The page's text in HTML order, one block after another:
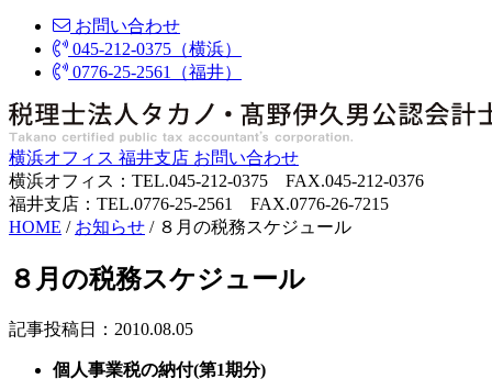
お問い合わせ
045-212-0375（横浜）
0776-25-2561（福井）
横浜オフィス 福井支店 お問い合わせ
横浜オフィス：TEL.045-212-0375 FAX.045-212-0376
福井支店：TEL.0776-25-2561 FAX.0776-26-7215
HOME / お知らせ / ８月の税務スケジュール
８月の税務スケジュール
記事投稿日：2010.08.05
個人事業税の納付(第1期分)